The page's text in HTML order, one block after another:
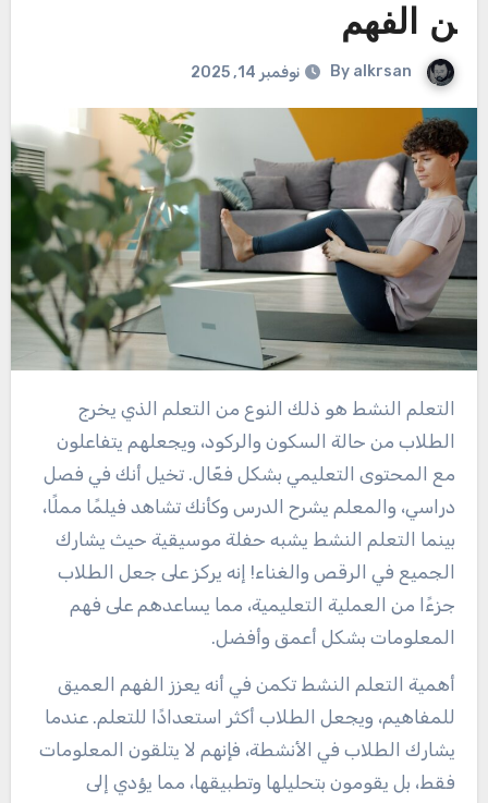
ن الفهم
By alkrsan نوفمبر 14, 2025
الطلاب من حالة السكون والركود، ويجعلهم يتفاعلون
مع المحتوى التعليمي بشكل فعّال. تخيل أنك في فصل
دراسي، والمعلم يشرح الدرس وكأنك تشاهد فيلمًا مملًا،
بينما التعلم النشط يشبه حفلة موسيقية حيث يشارك
الجميع في الرقص والغناء! إنه يركز على جعل الطلاب
جزءًا من العملية التعليمية، مما يساعدهم على فهم
المعلومات بشكل أعمق وأفضل.
أهمية التعلم النشط تكمن في أنه يعزز الفهم العميق
للمفاهيم، ويجعل الطلاب أكثر استعدادًا للتعلم. عندما
يشارك الطلاب في الأنشطة، فإنهم لا يتلقون المعلومات
فقط، بل يقومون بتحليلها وتطبيقها، مما يؤدي إلى